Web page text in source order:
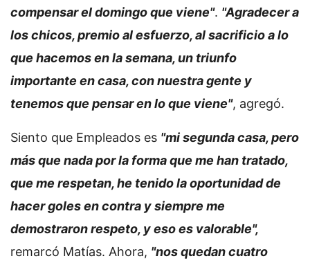
compensar el domingo que viene". "Agradecer a
los chicos, premio al esfuerzo, al sacrificio a lo
que hacemos en la semana, un triunfo
importante en casa, con nuestra gente y
tenemos que pensar en lo que viene", agregó.
Siento que Empleados es "mi segunda casa, pero
más que nada por la forma que me han tratado,
que me respetan, he tenido la oportunidad de
hacer goles en contra y siempre me
demostraron respeto, y eso es valorable",
remarcó Matías. Ahora, "nos quedan cuatro